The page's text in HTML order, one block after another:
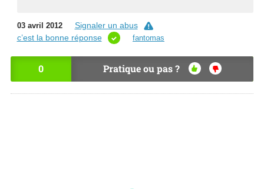
03 avril 2012
Signaler un abus
c’est la bonne réponse
fantomas
0 Pratique ou pas ?
OU
I
NO